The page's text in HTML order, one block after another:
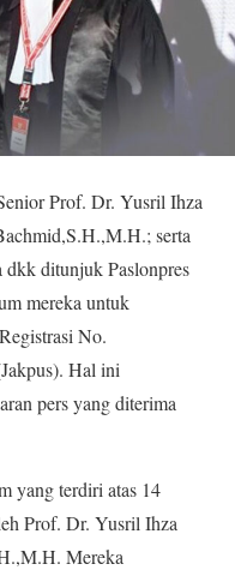
Prof. Dr. Yusril Ihza
serta
ditunjuk Paslonpres
mereka untuk
No.
Hal ini
pers yang diterima
yang terdiri atas 14
Prof. Dr. Yusril Ihza
Mereka